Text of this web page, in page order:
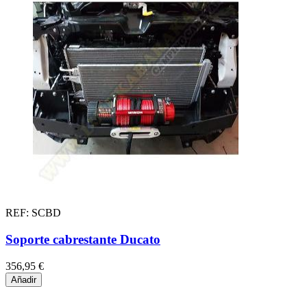
REF: SCBD
Soporte cabrestante Ducato
356,95 €
Añadir